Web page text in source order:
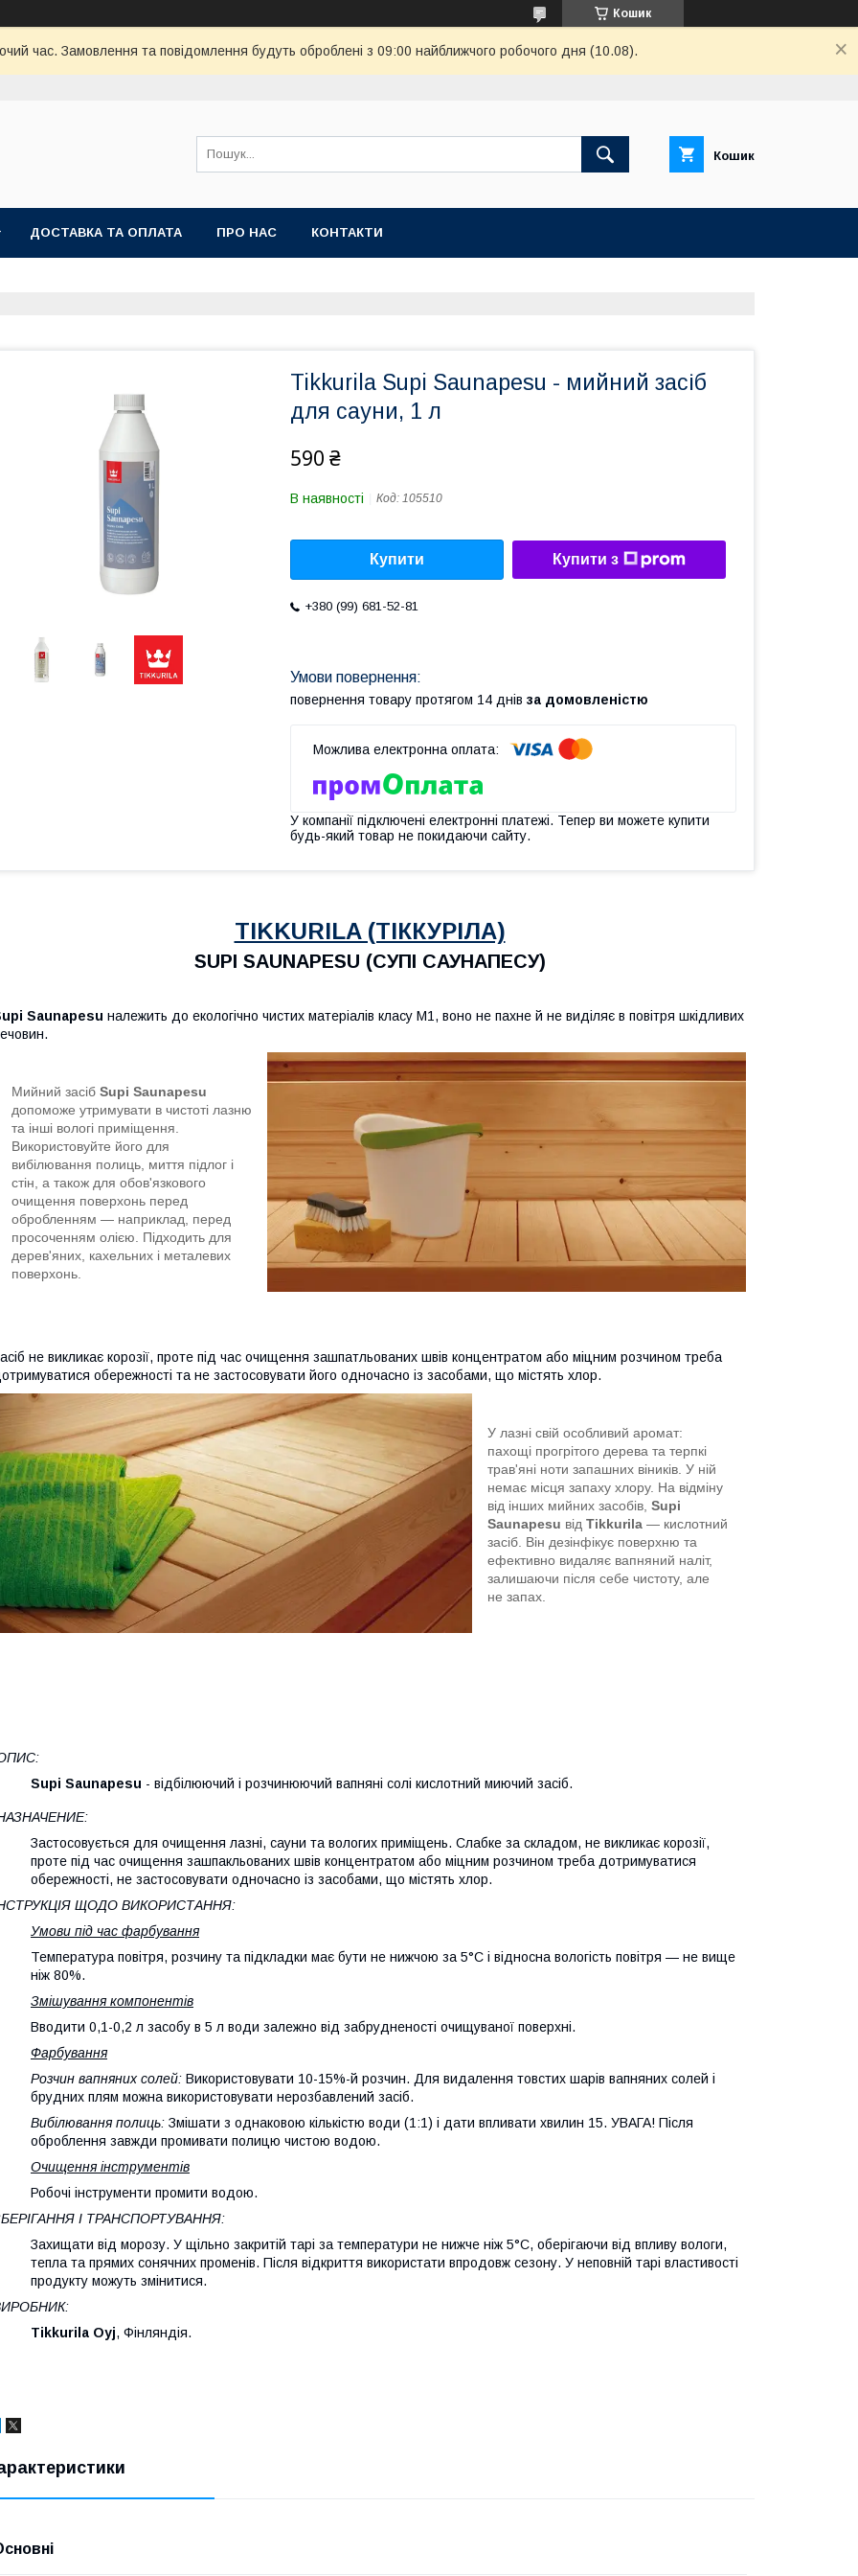
Кошик
час. Замовлення та повідомлення будуть оброблені з 09:00 найближчого робочого дня (10.08).
Кошик
ДОСТАВКА ТА ОПЛАТА ПРО НАС КОНТАКТИ
Tikkurila Supi Saunapesu - мийний засіб
для сауни, 1 л
590 ₴
В наявності Код: 105510
Купити Купити з
+380 (99) 681-52-81
повернення товару протягом 14 днів за домовленістю
У компанії підключені електронні платежі. Тепер ви можете купити
будь-який товар не покидаючи сайту.
TIKKURILA (ТІККУРІЛА)
SUPI SAUNAPESU (СУПІ САУНАПЕСУ)
Saunapesu належить до екологічно чистих матеріалів класу М1, воно не пахне й не виділяє в повітря шкідливих
Мийний засіб Supi Saunapesu
допоможе утримувати в чистоті лазню
та інші вологі приміщення.
Використовуйте його для
вибілювання полиць, миття підлог і
стін, а також для обов'язкового
очищення поверхонь перед
обробленням — наприклад, перед
просоченням олією. Підходить для
дерев'яних, кахельних і металевих
поверхонь.
не викликає корозії, проте під час очищення зашпатльованих швів концентратом або міцним розчином треба
обережності та не застосовувати його одночасно із засобами, що містять хлор.
У лазні свій особливий аромат:
пахощі прогрітого дерева та терпкі
трав'яні ноти запашних віників. У ній
немає місця запаху хлору. На відміну
від інших мийних засобів, Supi
Saunapesu від Tikkurila — кислотний
засіб. Він дезінфікує поверхню та
ефективно видаляє вапняний наліт,
залишаючи після себе чистоту, але
не запах.
Supi Saunapesu - відбілюючий і розчинюючий вапняні солі кислотний миючий засіб.
Застосовується для очищення лазні, сауни та вологих приміщень. Слабке за складом, не викликає корозії,
проте під час очищення зашпакльованих швів концентратом або міцним розчином треба дотримуватися
обережності, не застосовувати одночасно із засобами, що містять хлор.
ЩОДО ВИКОРИСТАННЯ:
Умови під час фарбування
Температура повітря, розчину та підкладки має бути не нижчою за 5°C і відносна вологість повітря — не вище
ніж 80%.
Змішування компонентів
Вводити 0,1-0,2 л засобу в 5 л води залежно від забрудненості очищуваної поверхні.
Фарбування
Розчин вапняних солей: Використовувати 10-15%-й розчин. Для видалення товстих шарів вапняних солей і
брудних плям можна використовувати нерозбавлений засіб.
Вибілювання полиць: Змішати з однаковою кількістю води (1:1) і дати впливати хвилин 15. УВАГА! Після
оброблення завжди промивати полицю чистою водою.
Очищення інструментів
Робочі інструменти промити водою.
І ТРАНСПОРТУВАННЯ:
Захищати від морозу. У щільно закритій тарі за температури не нижче ніж 5°C, оберігаючи від впливу вологи,
тепла та прямих сонячних променів. Після відкриття використати впродовж сезону. У неповній тарі властивості
продукту можуть змінитися.
Tikkurila Oyj, Фінляндія.